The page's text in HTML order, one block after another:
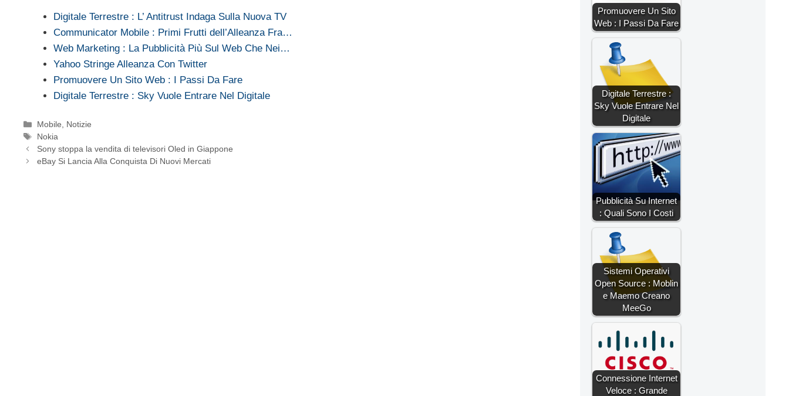
Digitale Terrestre : L’ Antitrust Indaga Sulla Nuova TV
Communicator Mobile : Primi Frutti dell’Alleanza Fra…
Web Marketing : La Pubblicità Più Sul Web Che Nei…
Yahoo Stringe Alleanza Con Twitter
Promuovere Un Sito Web : I Passi Da Fare
Digitale Terrestre : Sky Vuole Entrare Nel Digitale
Categorie
Mobile, Notizie
Tag
Nokia
Sony stoppa la vendita di televisori Oled in Giappone
eBay Si Lancia Alla Conquista Di Nuovi Mercati
Promuovere Un Sito
Web : I Passi Da Fare
Digitale Terrestre :
Sky Vuole Entrare Nel
Digitale
Pubblicità Su Internet
: Quali Sono I Costi
Sistemi Operativi
Open Source : Moblin
e Maemo Creano
MeeGo
Connessione Internet
Veloce : Grande